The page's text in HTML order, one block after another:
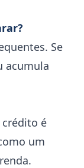
Se
acumula
crédito é
um